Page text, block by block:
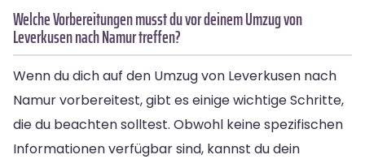
Welche Vorbereitungen musst du vor deinem Umzug von
Leverkusen nach Namur treffen?
Wenn du dich auf den Umzug von Leverkusen nach
Namur vorbereitest, gibt es einige wichtige Schritte,
die du beachten solltest. Obwohl keine spezifischen
Informationen verfügbar sind, kannst du dein